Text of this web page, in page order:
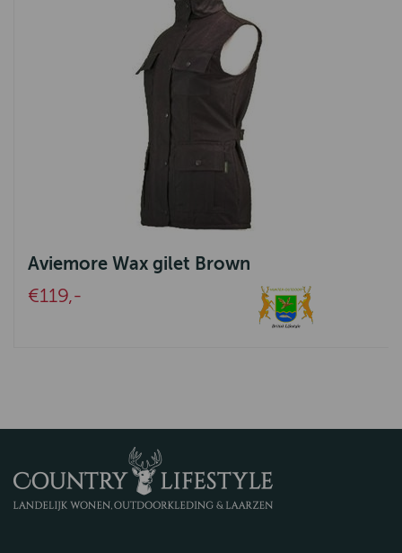
Aviemore Wax gilet Brown
€119,-